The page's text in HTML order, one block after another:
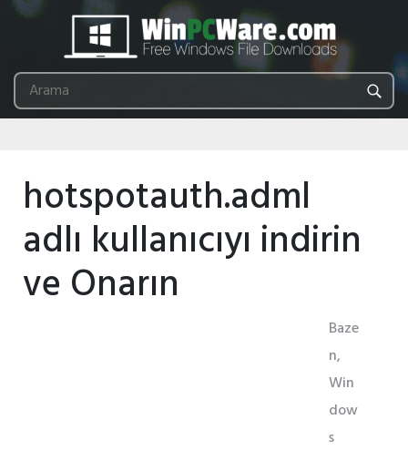
hotspotauth.adml
adlı kullanıcıyı indirin
ve Onarın
Baze
n,
Win
dow
s